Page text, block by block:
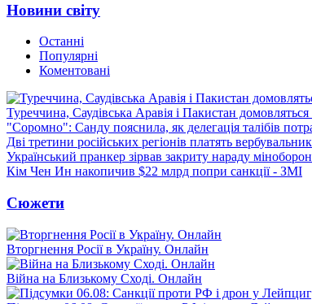
Новини світу
Останні
Популярні
Коментовані
Туреччина, Саудівська Аравія і Пакистан
"Соромно": Санду пояснила, як делегація талібів
Дві третини російських регіонів платять
Український пранкер зірвав закриту нараду
Кім Чен Ин накопичив $22 млрд попри санкції - ЗМІ
Сюжети
Вторгнення Росії в Україну. Онлайн
Війна на Близькому Сході. Онлайн